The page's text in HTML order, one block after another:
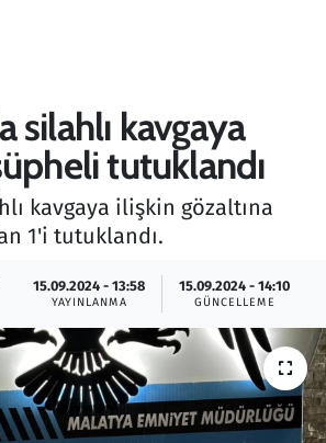
silahlı kavgaya
tutuklandı
kavgaya ilişkin gözaltına
1'i tutuklandı.
15.09.2024 - 13:58
YAYINLANMA
15.09.2024 - 14:10
GÜNCELLEME